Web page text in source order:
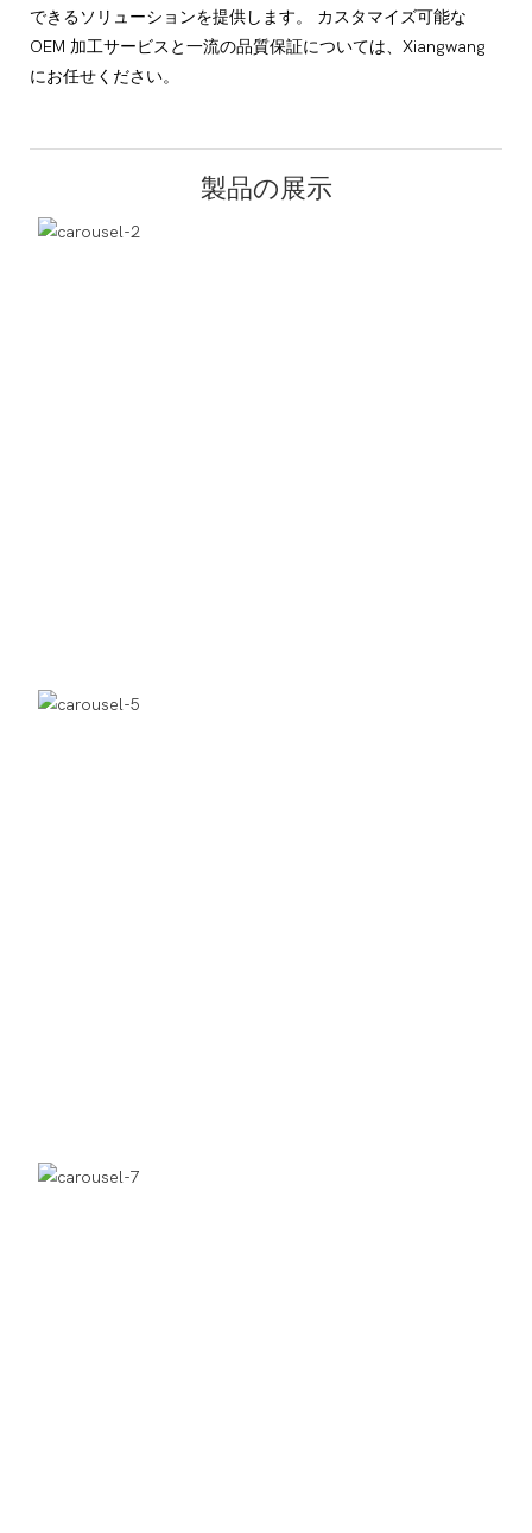
できるソリューションを提供します。 カスタマイズ可能な
OEM 加工サービスと一流の品質保証については、Xiangwang
にお任せください。
製品の展示